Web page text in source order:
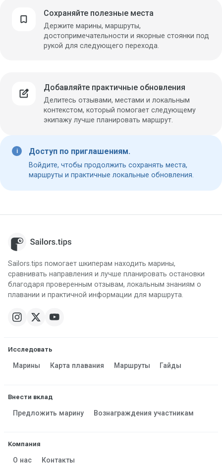
bookmark Сохраняйте полезные места
Держите марины, маршруты,
достопримечательности и якорные стоянки под
рукой для следующего перехода.
edit_square Добавляйте практичные обновления
Делитесь отзывами, местами и локальным
контекстом, который помогает следующему
экипажу лучше планировать маршрут.
Доступ по приглашениям.
Войдите, чтобы продолжить сохранять места,
маршруты и практичные локальные обновления.
Sailors.tips помогает шкиперам находить марины,
сравнивать направления и лучше планировать остановки
благодаря проверенным отзывам, локальным знаниям о
плавании и практичной информации для маршрута.
Исследовать
Марины Карта плавания Маршруты Гайды
Внести вклад
Предложить марину Вознаграждения участникам
Компания
О нас Контакты